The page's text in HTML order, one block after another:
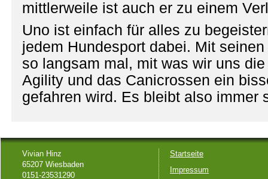
mittlerweile ist auch er zu einem
Uno ist einfach für alles zu
jedem Hundesport dabei. Mit
so langsam mal, mit was wir uns
Agility und das Canicrossen ein
gefahren wird. Es bleibt also immer
Vivian Hinz
65207 Wiesbaden
0151-23531290
Startseite
Impressum